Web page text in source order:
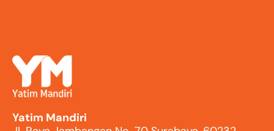
Yatim Mandiri